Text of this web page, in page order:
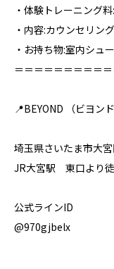
・体験トレーニング
・内容:カウンセリン
・お持ち物:室内シュ
＝＝＝＝＝＝＝＝＝
📍BEYOND （ビヨン
埼玉県さいたま市大
JR大宮駅 東口より
公式ラインID
@970gjbelx